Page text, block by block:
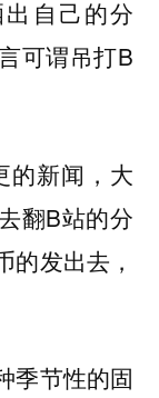
出自己的分
可谓吊打B
的新闻，大
翻B站的分
的发出去，
季节性的固